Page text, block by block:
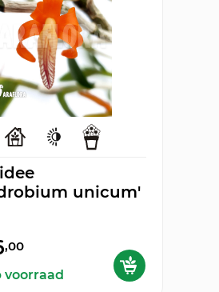
unicum'
,00
voorraad